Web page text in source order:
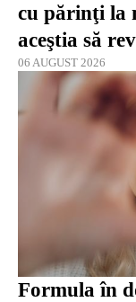
cu părinţi la
aceştia să
06 AUGUST 2026
Formula în